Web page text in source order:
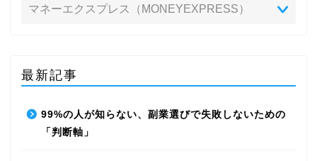
最新記事
99%の人が知らない、副業選びで失敗しないための
「判断軸」